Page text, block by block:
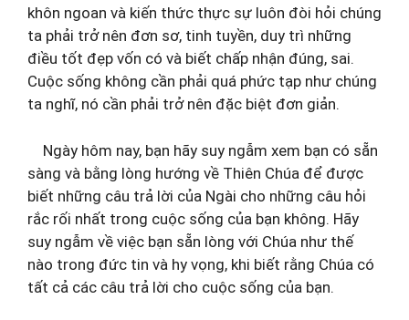
khôn ngoan và kiến thức thực sự luôn đòi hỏi chúng
ta phải trở nên đơn sơ, tinh tuyền, duy trì những
điều tốt đẹp vốn có và biết chấp nhận đúng, sai.
Cuộc sống không cần phải quá phức tạp như chúng
ta nghĩ, nó cần phải trở nên đặc biệt đơn giản.
Ngày hôm nay, bạn hãy suy ngẫm xem bạn có sẵn
sàng và bằng lòng hướng về Thiên Chúa để được
biết những câu trả lời của Ngài cho những câu hỏi
rắc rối nhất trong cuộc sống của bạn không. Hãy
suy ngẫm về việc bạn sẵn lòng với Chúa như thế
nào trong đức tin và hy vọng, khi biết rằng Chúa có
tất cả các câu trả lời cho cuộc sống của bạn.